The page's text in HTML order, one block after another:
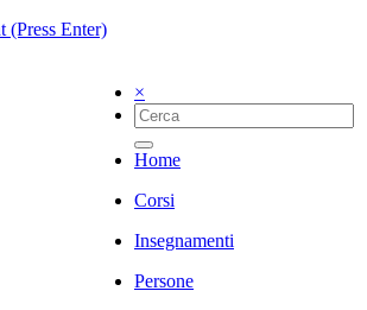
(Press Enter)
×
Home
Corsi
Insegnamenti
Persone